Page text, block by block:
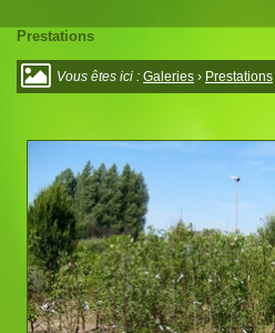
Prestations
Vous êtes ici : Galeries › Prestations